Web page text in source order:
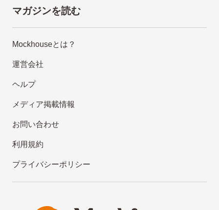
マガジンを読む
Mockhouseとは？
運営会社
ヘルプ
メディア掲載情報
お問い合わせ
利用規約
プライバシーポリシー